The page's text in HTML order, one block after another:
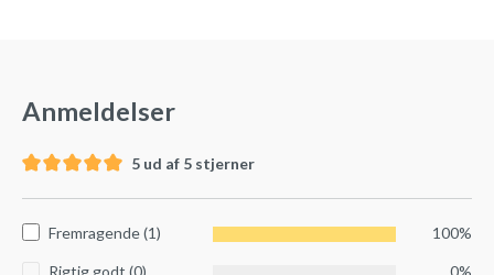
Anmeldelser
5 ud af 5 stjerner
Fremragende (1) 100%